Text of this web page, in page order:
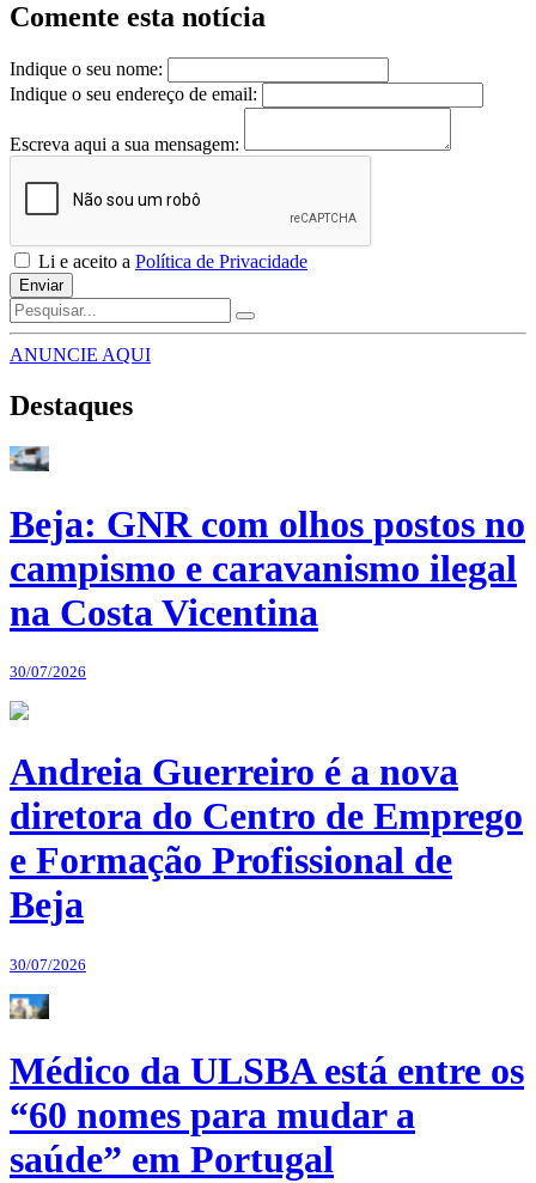
Comente esta notícia
Indique o seu nome:
Indique o seu endereço de email:
Escreva aqui a sua mensagem:
Li e aceito a Política de Privacidade
Enviar
ANUNCIE AQUI
Destaques
Beja: GNR com olhos postos no
campismo e caravanismo ilegal
na Costa Vicentina
30/07/2026
Andreia Guerreiro é a nova
diretora do Centro de Emprego
e Formação Profissional de
Beja
30/07/2026
Médico da ULSBA está entre os
“60 nomes para mudar a
saúde” em Portugal